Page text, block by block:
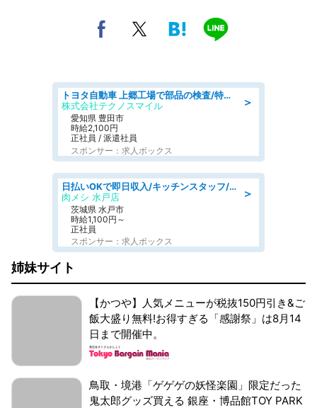
＞
トヨタ自動車 上郷工場で部品の検査/特典168万/tutumi
株式会社テクノスマイル
愛知県 豊田市
時給2,100円
正社員 / 派遣社員
スポンサー：求人ボックス
＞
日払いOKで即日収入/キッチンスタッフ/「原付免許必須」デリバリー業務など、自己成長可能な幅広い仕事に挑戦!髪型自由&ピアス・ネイルOK/茨城県/水戸市
肉メシ 水戸店
茨城県 水戸市
時給1,100円～
正社員
スポンサー：求人ボックス
姉妹サイト
【かつや】人気メニューが税抜150円引き&ご
飯大盛り無料!お得すぎる「感謝祭」は8月14
日まで開催中。
鳥取・境港「ゲゲゲの妖怪楽園」限定だった
鬼太郎グッズ買える 銀座・博品館TOY PARK